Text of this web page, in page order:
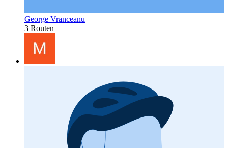
George Vranceanu
3 Routen